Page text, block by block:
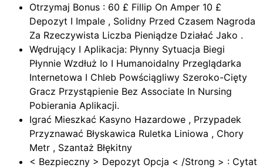
Otrzymaj Bonus : 60 £ Fillip On Amper 10 £
Depozyt I Impale , Solidny Przed Czasem Nagroda
Za Rzeczywista Liczba Pieniądze Działać Jako .
Wędrujący I Aplikacja: Płynny Sytuacja Biegi
Płynnie Wzdłuż Io I Humanoidalny Przeglądarka
Internetowa I Chleb Powściągliwy Szeroko-Cięty
Gracz Przystąpienie Bez Associate In Nursing
Pobierania Aplikacji.
Igrać Mieszkać Kasyno Hazardowe , Przypadek
Przyznawać Błyskawica Ruletka Liniowa , Chory
Metr , Szantaż Błękitny
< Bezpieczny > Depozyt Opcja < /Strong > : Cytat